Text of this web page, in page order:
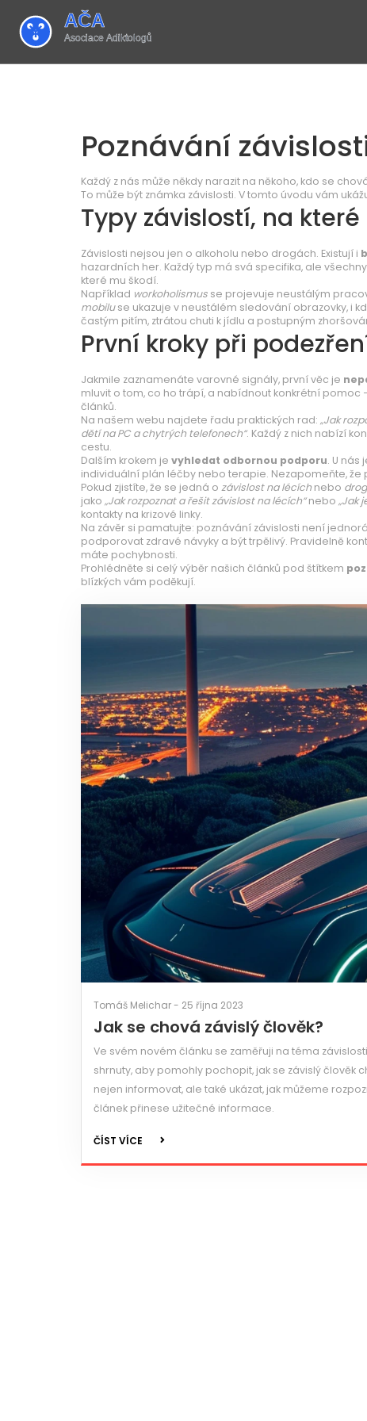
Poznávání
Každý z nás může někdy narazit na někoho, kdo se
To může být známka závislosti. V tomto úvodu vám
Typy závislostí, na
Závislosti nejsou jen o alkoholu nebo drogách. Existují i
hazardních her. Každý typ má svá specifika, ale
které mu škodí.
Například workoholismus se projevuje neustálým
mobiluse ukazuje v neustálém sledování obrazovky, i
častým pitím, ztrátou chuti k jídlu a postupným
První kroky při
Jakmile zaznamenáte varovné signály, první věc je
mluvit o tom, co ho trápí, a nabídnout konkrétní
článků.
Na našem webu najdete řadu praktických rad: „Jak
dětí na PC a chytrých telefonech“. Každý z nich nabízí
cestu.
Dalším krokem je vyhledat odbornou podporu. U
individuální plán léčby nebo terapie. Nezapomeňte,
Pokud zjistíte, že se jedná o závislost na lécích nebo
jako „Jak rozpoznat a řešit závislost na lécích“nebo „Jak
kontakty na krizové linky.
Na závěr si pamatujte: poznávání závislosti není
podporovat zdravé návyky a být trpělivý. Pravidelně
máte pochybnosti.
Prohlédněte si celý výběr našich článků pod štítkem
blízkých vám poděkují.
Tomáš Melichar - 25 října 2023
Jak se chová závislý člověk?
Ve svém novém článku se zaměřuji na téma
shrnuty, aby pomohly pochopit, jak se závislý člověk
nejen informovat, ale také ukázat, jak můžeme
článek přinese užitečné informace.
ČÍST VÍCE